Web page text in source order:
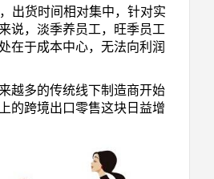
出货时间相对集中，针对实
说，淡季养员工，旺季员工
在于成本中心，无法向利润
越多的传统线下制造商开始
的跨境出口零售这块日益增